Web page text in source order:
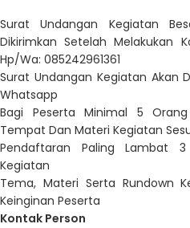
Surat Undangan Kegiatan
Dikirimkan Setelah Melakukan
Hp/Wa: 085242961361
Surat Undangan Kegiatan Akan
Whatsapp
Bagi Peserta Minimal 5
Tempat Dan Materi Kegiatan
Pendaftaran Paling Lambat 3
Kegiatan
Tema, Materi Serta Rundown
Keinginan Peserta
Kontak Person